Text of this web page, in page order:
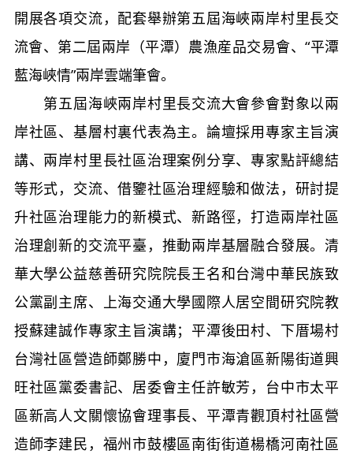
開展各項交流，配套舉辦第五屆海峽兩岸村里長交
流會、第二屆兩岸（平潭）農漁産品交易會、“平潭
藍海峽情”兩岸雲端筆會。
第五屆海峽兩岸村里長交流大會參會對象以兩
岸社區、基層村裏代表為主。論壇採用專家主旨演
講、兩岸村里長社區治理案例分享、專家點評總結
等形式，交流、借鑒社區治理經驗和做法，研討提
升社區治理能力的新模式、新路徑，打造兩岸社區
治理創新的交流平臺，推動兩岸基層融合發展。清
華大學公益慈善研究院院長王名和台灣中華民族致
公黨副主席、上海交通大學國際人居空間研究院教
授蘇建誠作專家主旨演講； 平潭後田村、下厝場村
台灣社區營造師鄭勝中， 廈門市海滄區新陽街道興
旺社區黨委書記、居委會主任許敏芳， 台中市太平
區新高人文關懷協會理事長、平潭青觀頂村社區營
造師李建民， 福州市鼓樓區南街街道楊橋河南社區